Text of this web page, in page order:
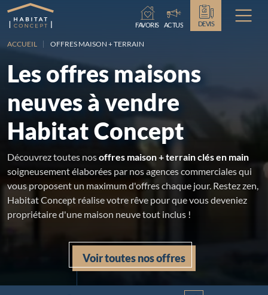
Chargement...
FAVORIS
ACTUS DEVIS
ACCUEIL OFFRES MAISON + TERRAIN
Les offres maisons
neuves à vendre
Habitat Concept
Découvrez toutes nosoffres maison + terrain clés en main
soigneusement élaborées par nos agences commerciales qui
vous proposent un maximum d'offres chaque jour. Restez zen,
Habitat Concept réalise votre rêve pour que vous deveniez
propriétaire d'une maison neuve tout inclus !
Voir toutes nos offres